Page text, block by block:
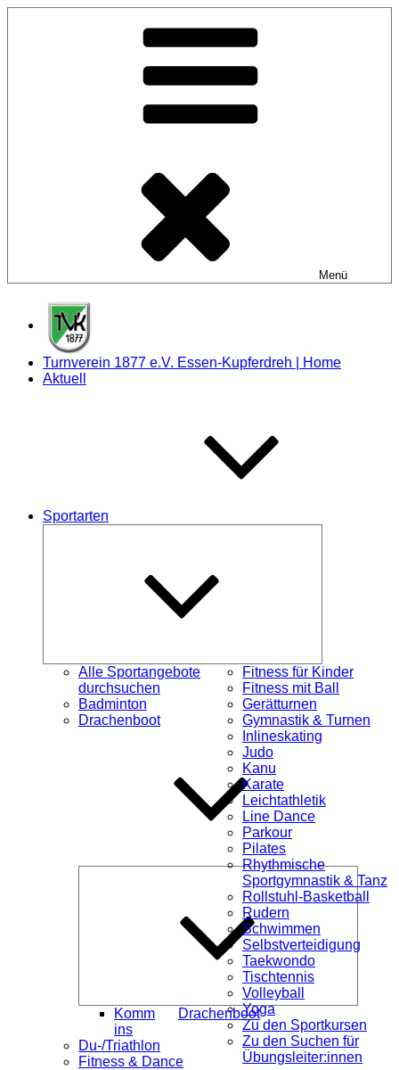
Menü
Turnverein 1877 e.V. Essen-Kupferdreh | Home
Aktuell
Sportarten
Alle Sportangebote
durchsuchen
Badminton
Drachenboot
öffnen
Komm
ins
Drachenboot
Du-/Triathlon
Fitness & Dance
Fitness für Kinder
Fitness mit Ball
Gerätturnen
Gymnastik & Turnen
Inlineskating
Judo
Kanu
Karate
Leichtathletik
Line Dance
Parkour
Pilates
Rhythmische
Sportgymnastik & Tanz
Rollstuhl-Basketball
Rudern
Schwimmen
Selbstverteidigung
Taekwondo
Tischtennis
Volleyball
Yoga
Zu den Sportkursen
Zu den Suchen für
Übungsleiter:innen